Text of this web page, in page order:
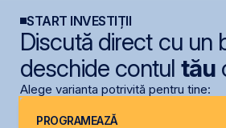
START INVESTIȚII
Discută direct cu un
deschide contul tău
Alege varianta potrivită pentru tine:
PROGRAMEAZĂ